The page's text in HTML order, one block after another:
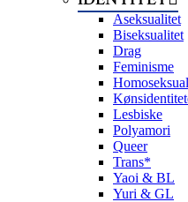
Aseksualitet
Biseksualitet
Drag
Feminisme
Lesbiske
Polyamori
Queer
Trans*
Yaoi & BL
Yuri & GL